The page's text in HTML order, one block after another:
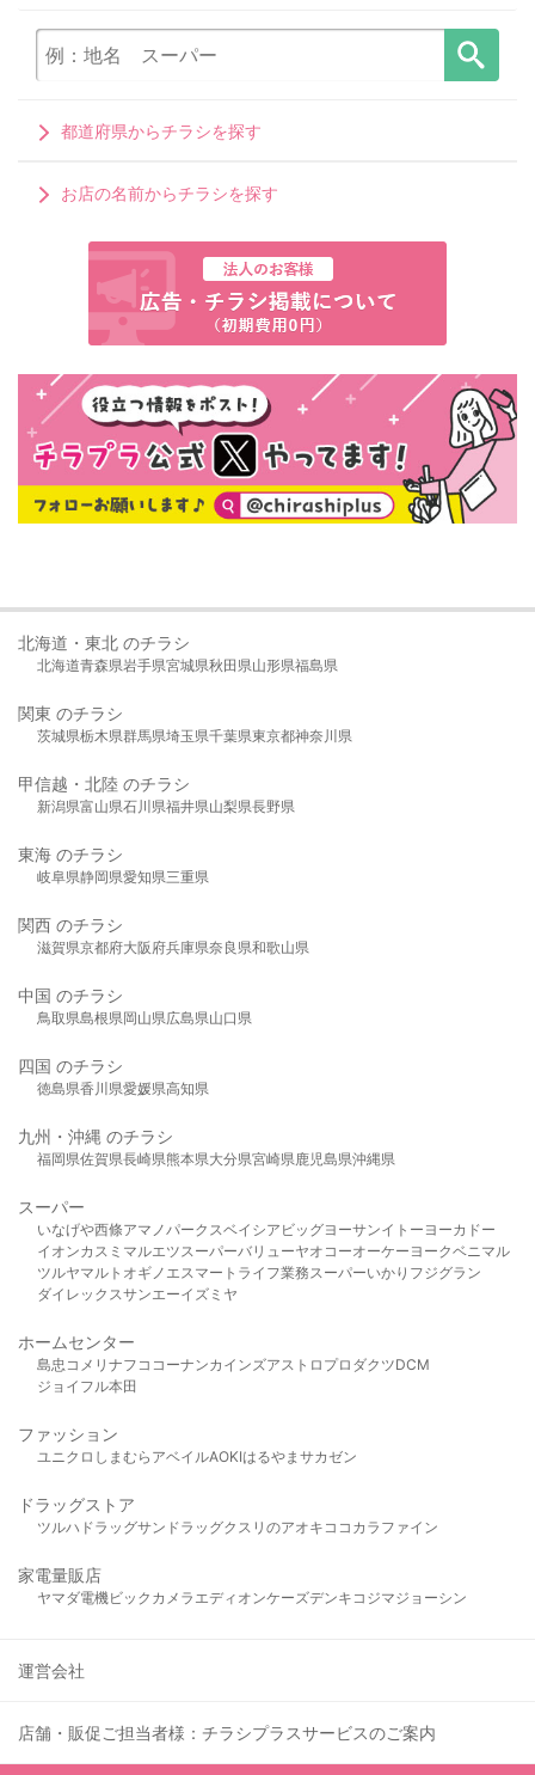
都道府県からチラシを探す
お店の名前からチラシを探す
北海道・東北 のチラシ
北海道青森県岩手県宮城県秋田県山形県福島県
関東 のチラシ
茨城県栃木県群馬県埼玉県千葉県東京都神奈川県
甲信越・北陸 のチラシ
新潟県富山県石川県福井県山梨県長野県
東海 のチラシ
岐阜県静岡県愛知県三重県
関西 のチラシ
滋賀県京都府大阪府兵庫県奈良県和歌山県
中国 のチラシ
鳥取県島根県岡山県広島県山口県
四国 のチラシ
徳島県香川県愛媛県高知県
九州・沖縄 のチラシ
福岡県佐賀県長崎県熊本県大分県宮崎県鹿児島県沖縄県
スーパー
いなげや西條アマノパークスベイシア ビッグヨーサンイトーヨーカドー
イオンカスミ マルエツスーパーバリューヤオコーオーケー ヨークベニマル
ツルヤマルト オギノ エスマート ライフ業務スーパーいかり フジグラン
ダイレックスサンエーイズミヤ
ホームセンター
島忠 コメリ ナフコ コーナンカインズアストロプロダクツDCM
ジョイフル本田
ファッション
ユニクロ しまむら アベイルAOKIはるやま サカゼン
ドラッグストア
ツルハドラッグサンドラッグクスリのアオキ ココカラファイン
家電量販店
ヤマダ電機ビックカメラ エディオンケーズデンキ コジマジョーシン
運営会社
店舗・販促ご担当者様：チラシプラスサービスのご案内